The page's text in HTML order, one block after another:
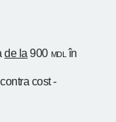
de la 900 MDL în
cost -